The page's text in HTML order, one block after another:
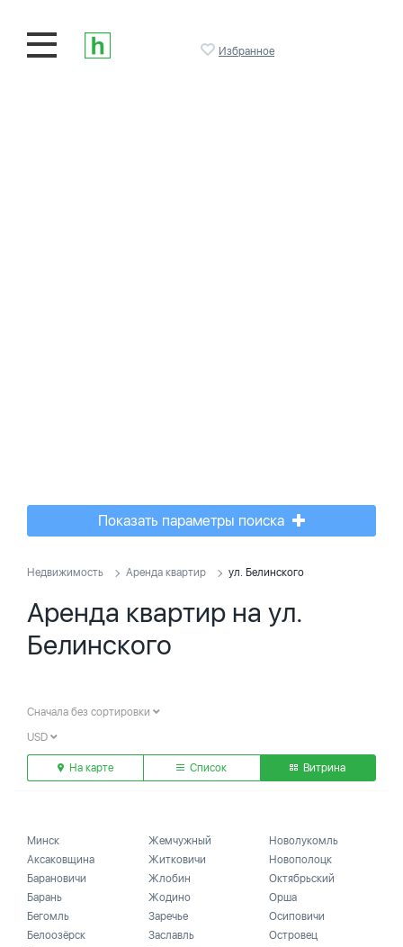
Избранное
Показать параметры поиска
Недвижимость Аренда квартир ул. Белинского
Аренда квартир на ул.
Белинского
Сначала без сортировки
USD
На карте Список Витрина
Минск
Аксаковщина
Барановичи
Барань
Бегомль
Белоозёрск
Жемчужный
Житковичи
Жлобин
Жодино
Заречье
Заславль
Новолукомль
Новополоцк
Октябрьский
Орша
Осиповичи
Островец